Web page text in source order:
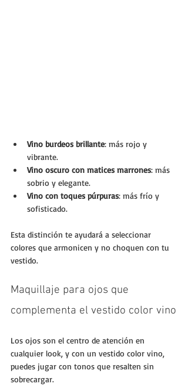
Vino burdeos brillante: más rojo y
vibrante.
Vino oscuro con matices marrones: más
sobrio y elegante.
Vino con toques púrpuras: más frío y
sofisticado.
Esta distinción te ayudará a seleccionar
colores que armonicen y no choquen con tu
vestido.
Maquillaje para ojos que
complementa el vestido color vino
Los ojos son el centro de atención en
cualquier look, y con un vestido color vino,
puedes jugar con tonos que resalten sin
sobrecargar.